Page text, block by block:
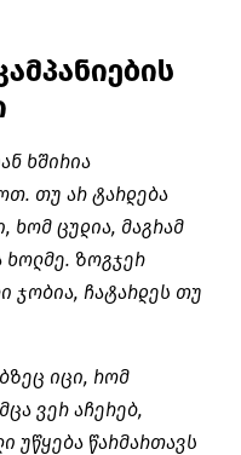
ხშირია
თუ არ ტარდება
ხომ ცუდია, მაგრამ
ხოლმე. ზოგჯერ
ჯობია, ჩატარდეს თუ
იცი, რომ
ვერ აჩერებ,
უწყება წარმართავს